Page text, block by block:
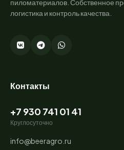
логистика и контроль качества.
Контакты
+7 930 741 01 41
Круглосуточно
info@beeragro.ru